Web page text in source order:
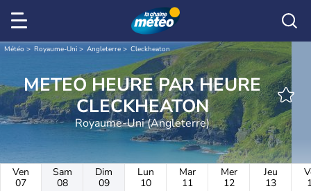
Météo Royaume-Uni Angleterre Cleckheaton
METEO HEURE PAR HEURE
CLECKHEATON
Royaume-Uni (Angleterre)
Ven
07
Sam
08
Dim
09
Lun
10
Mar
11
Mer
12
Jeu
13